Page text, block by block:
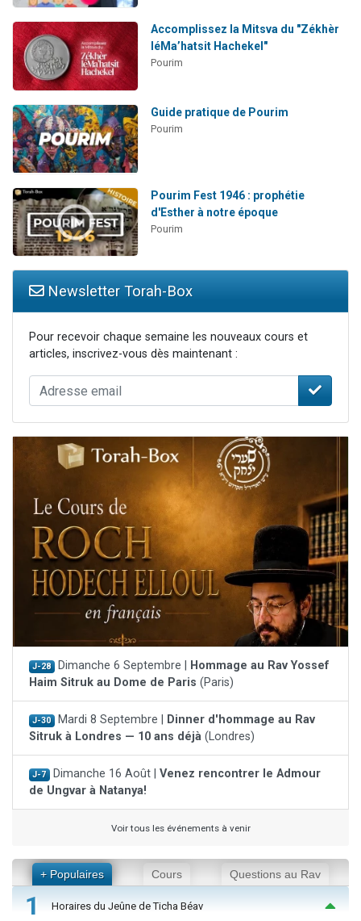
Accomplissez la Mitsva du "Zékhèr
léMa’hatsit Hachekel"
Pourim
Guide pratique de Pourim
Pourim
Pourim Fest 1946 : prophétie
d'Esther à notre époque
Pourim
Newsletter Torah-Box
Pour recevoir chaque semaine les nouveaux cours et
articles, inscrivez-vous dès maintenant :
J-28 Dimanche 6 Septembre |
Hommage au Rav Yossef
Haim Sitruk au Dome de Paris (Paris)
J-30 Mardi 8 Septembre |
Dinner d'hommage au Rav
Sitruk à Londres — 10 ans déjà (Londres)
J-7 Dimanche 16 Août | Venez rencontrer le Admour
de Ungvar à Natanya!
Voir tous les événements à venir
+ Populaires Cours Questions au Rav
1 Horaires du Jeûne de Ticha Béav